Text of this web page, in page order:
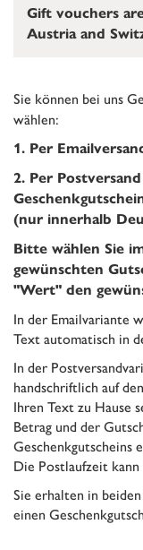
Gift vouchers
Austria and
Sie können bei uns
wählen:
1. Per
2. Per
(nur innerhalb
Bitte wählen Sie
gewünschten
"Wert" den
In der Emailvariante
Text automatisch in
In der
handschriftlich auf
Ihren Text zu Hause
Betrag und der
Geschenkgutscheins
Die Postlaufzeit
Sie erhalten in
einen